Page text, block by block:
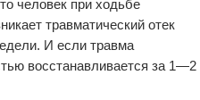
человек при ходьбе
травматический отек
И если травма
восстанавливается за 1—2